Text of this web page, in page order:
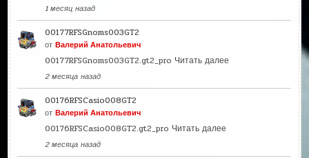
1 месяц назад
00177RFSGnoms003GT2
отВалерий Анатольевич
00177RFSGnoms003GT2.gt2_pro Читать далее
2 месяца назад
00176RFSCasio008GT2
отВалерий Анатольевич
00176RFSCasio008GT2.gt2_pro Читать далее
2 месяца назад